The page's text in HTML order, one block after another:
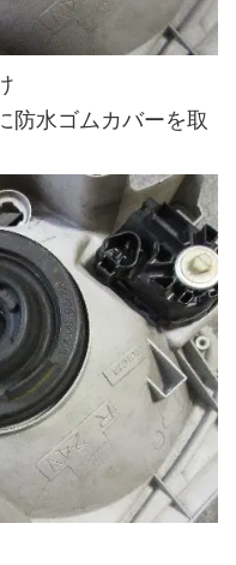
防水ゴムカバーを取